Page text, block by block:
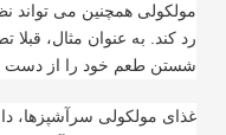
مولکولی همچنین می تواند
رد کند. به عنوان مثال،
شستن طعم خود را از دست
غذای مولکولی سرآشپزها،